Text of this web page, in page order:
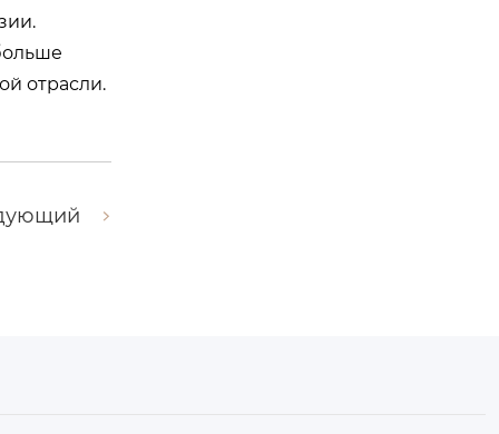
отрасли.